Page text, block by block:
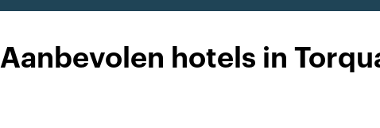
Aanbevolen hotels in